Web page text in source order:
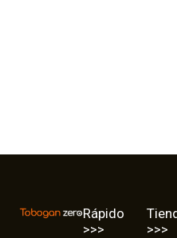
Rápido
>>>
>>>